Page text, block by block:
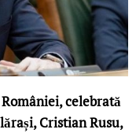
celebrată
Cristian Rusu,